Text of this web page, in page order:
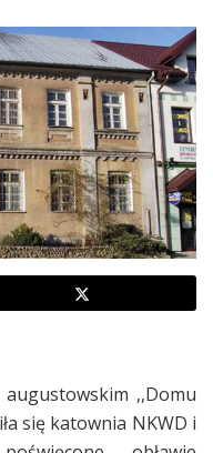
,,Domu
się katownia NKWD i